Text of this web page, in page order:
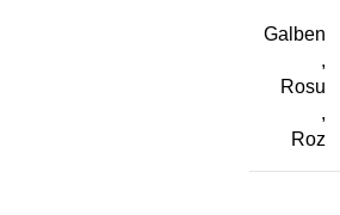
Galben
,
Rosu
,
Roz